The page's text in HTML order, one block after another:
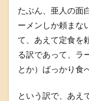
たぶん、亜人の面
ーメンしか頼まな
て、あえて定食を
る訳であって、ラ
とか）ばっかり食
という訳で、あえ